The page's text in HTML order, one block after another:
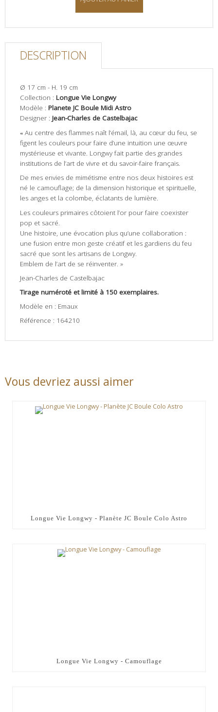
DESCRIPTION
Ø 17 cm - H. 19 cm
Collection : Longue Vie Longwy
Modèle : Planete JC Boule Midi Astro
Designer : Jean-Charles de Castelbajac
« Au centre des flammes naît l’émail, là, au cœur du feu, se
figent les couleurs pour faire d’une intuition une œuvre
mystérieuse et vivante. Longwy fait partie des grandes
institutions de l’art de vivre et du savoir-faire français.
De mes envies de mimétisme entre nos deux histoires est
né le camouflage; de la dimension historique et spirituelle,
les anges et la colombe, éclatants de lumière.
Les couleurs primaires côtoient l’or pour faire coexister
pop et sacré.
Une histoire, une évocation plus qu’une collaboration :
une fusion entre mon geste créatif et les gardiens du feu
sacré que sont les artisans de Longwy.
Emblem de l’art de se réinventer. »
Jean-Charles de Castelbajac
Tirage numéroté et limité à 150 exemplaires.
Modèle en : Emaux
Référence : 164210
Vous devriez aussi aimer
Longue Vie Longwy - Planète JC Boule Colo Astro
Longue Vie Longwy - Camouflage